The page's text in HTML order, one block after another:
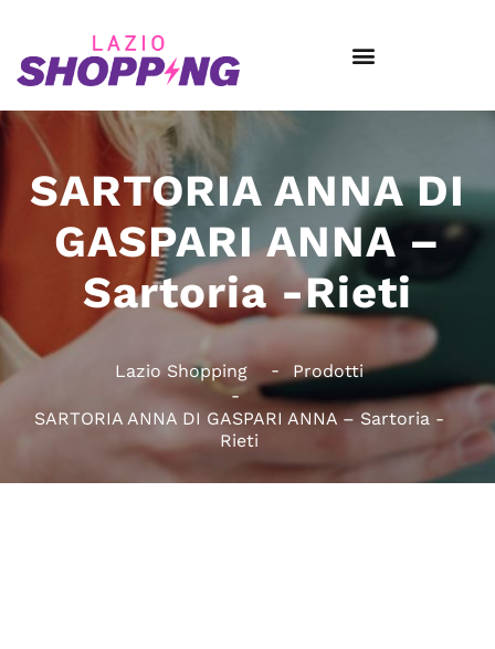
SARTORIA ANNA DI
GASPARI ANNA –
Sartoria -Rieti
Lazio Shopping Prodotti
SARTORIA ANNA DI GASPARI ANNA – Sartoria -
Rieti